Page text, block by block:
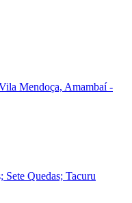
Mendoça, Amambaí -
Sete Quedas; Tacuru